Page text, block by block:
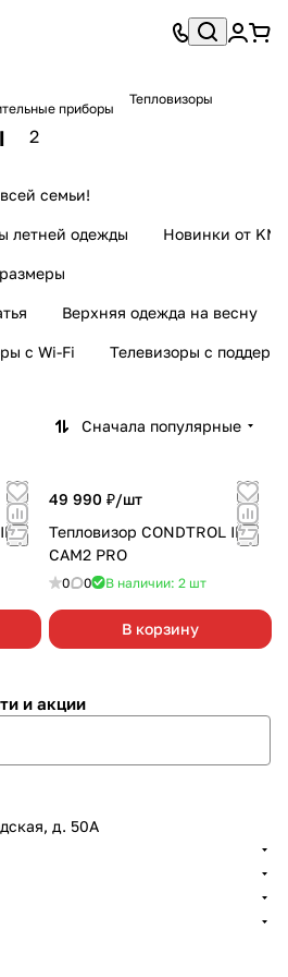
приборы
Тепловизоры
2
семьи!
летней одежды Новинки от KMI
Верхняя одежда на весну
с Wi-Fi Телевизоры с
Сначала популярные
49 990 ₽/шт
Тепловизор CONDTROL IR-
CAM2 PRO
0 0 В наличии: 2 шт
В корзину
и акции
д. 50А